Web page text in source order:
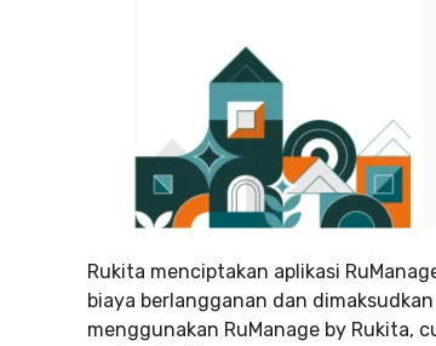
Rukita menciptakan aplikasi
biaya berlangganan dan
menggunakan RuManage by Rukita,